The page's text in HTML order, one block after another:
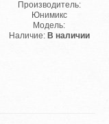
Производитель:
Юнимикс
Модель:
Наличие: В наличии